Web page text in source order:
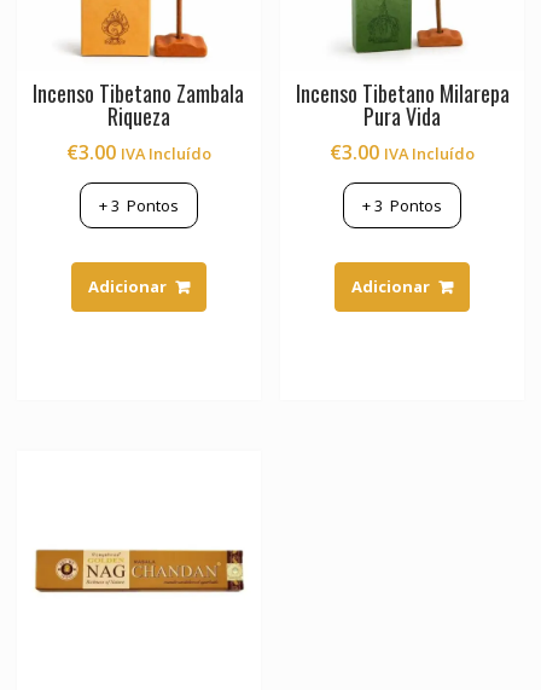
Incenso Tibetano Zambala
Riqueza
€3.00 IVA Incluído
+3 Pontos
Adicionar
Incenso Tibetano Milarepa
Pura Vida
€3.00 IVA Incluído
+3 Pontos
Adicionar